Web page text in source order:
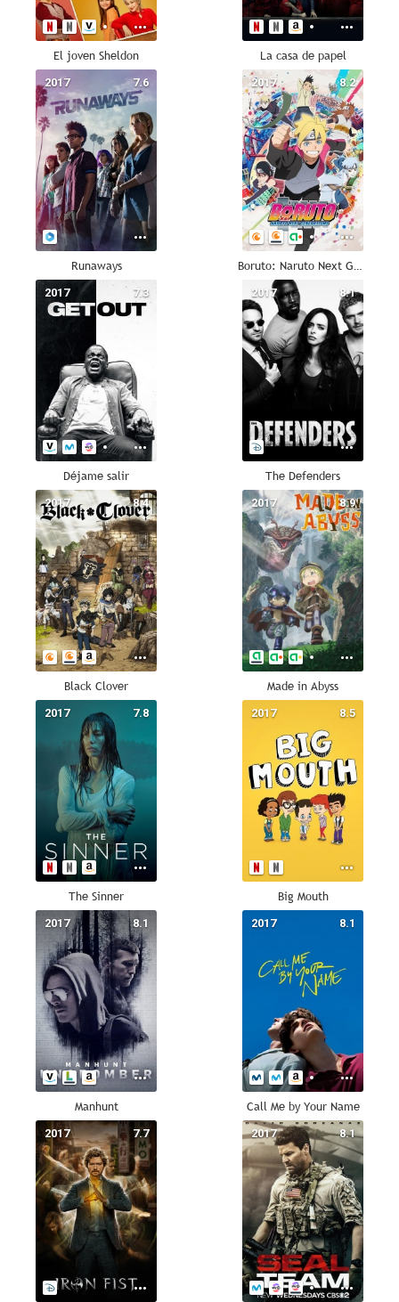
El joven Sheldon La casa de papel
7.6
2017
Runaways
8.2
2017
Boruto: Naruto Next Generations
7.3
2017
Déjame salir
8.1
2017
The Defenders
8.4
2017
Black Clover
8.9
2017
Made in Abyss
7.8
2017
The Sinner
8.5
2017
Big Mouth
8.1
2017
Manhunt
8.1
2017
Call Me by Your Name
7.7
2017 8.1
2017